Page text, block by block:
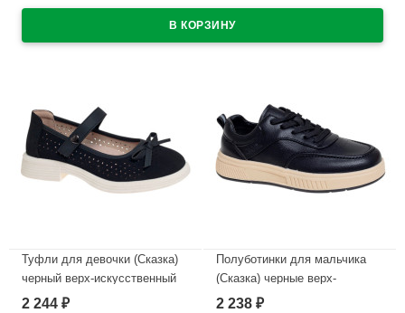
Туфли для девочки (Сказка)
черный верх-искусственный
нубук подкладка-натуральная
2 244 ₽
Полуботинки для мальчика
(Сказка) черные верх-
искусственная кожа
2 238 ₽